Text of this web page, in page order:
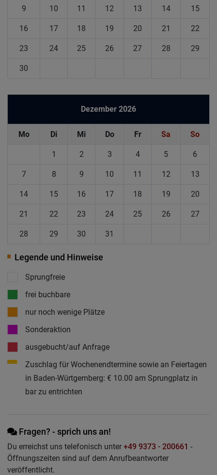
9 10 11 12 13 14 15
16 17 18 19 20 21 22
23 24 25 26 27 28 29
30
Dezember 2026
Mo Di Mi Do Fr Sa So
1 2 3 4 5 6
7 8 9 10 11 12 13
14 15 16 17 18 19 20
21 22 23 24 25 26 27
28 29 30 31
Legende und Hinweise
Sprungfreie
frei buchbare
nur noch wenige Plätze
Sonderaktion
ausgebucht/auf Anfrage
Zuschlag für Wochenendtermine sowie an Feiertagen
in Baden-Würtgemberg: € 10.00 am Sprungplatz in
bar zu entrichten
Fragen? - sprich uns an!
Du erreichst uns telefonisch unter +49 9373 - 200661 -
Öffnungszeiten sind auf dem Anrufbeantworter
veröffentlicht.